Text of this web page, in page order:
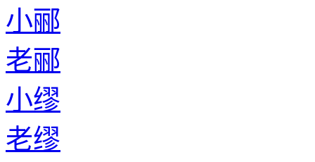
小郦
老郦
小缪
老缪